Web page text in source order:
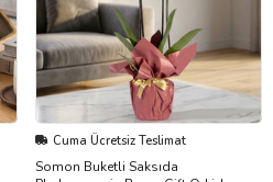
Cuma Ücretsiz Teslimat
Somon Buketli Saksıda